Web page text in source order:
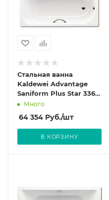
Стальная ванна
Kaldewei Advantage
Saniform Plus Star 336 с
покрытием Anti-Slip и
Много
64 354 Руб./шт
В КОРЗИНУ